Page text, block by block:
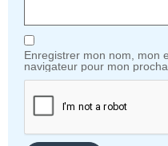
Enregistrer mon nom, mon
navigateur pour mon